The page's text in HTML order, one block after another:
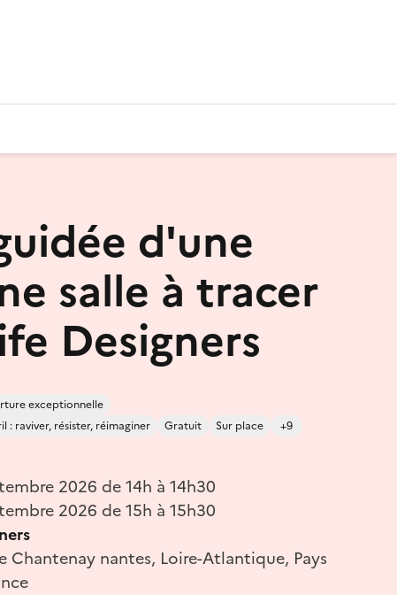
d'une
salle à tracer
Designers
exceptionnelle
: raviver, résister, réimaginer
Gratuit Sur place +9
2026 de 14h à 14h30
2026 de 15h à 15h30
Chantenay nantes, Loire-Atlantique, Pays